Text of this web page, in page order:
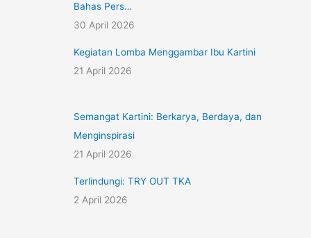
Bahas Pers…
30 April 2026
Kegiatan Lomba Menggambar Ibu Kartini
21 April 2026
Semangat Kartini: Berkarya, Berdaya, dan
Menginspirasi
21 April 2026
Terlindungi: TRY OUT TKA
2 April 2026